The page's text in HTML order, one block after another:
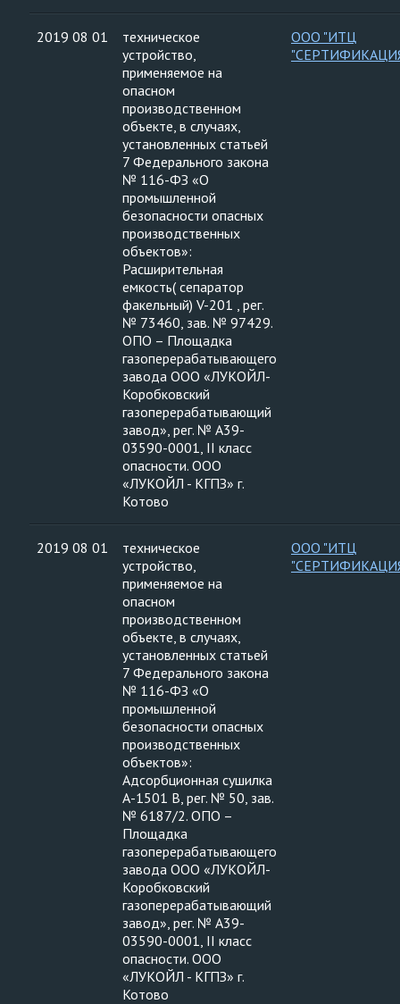
2019 08 01
техническое
устройство,
применяемое на
опасном
производственном
объекте, в случаях,
установленных статьей
7 Федерального закона
№ 116-ФЗ «О
промышленной
безопасности опасных
производственных
объектов»:
Расширительная
емкость( сепаратор
факельный) V-201 , рег.
№ 73460, зав. № 97429.
ОПО – Площадка
газоперерабатывающего
завода ООО «ЛУКОЙЛ-
Коробковский
газоперерабатывающий
завод», рег. № А39-
03590-0001, II класс
опасности. ООО
«ЛУКОЙЛ - КГПЗ» г.
Котово
ООО "ИТЦ
2019 08 01
техническое
устройство,
применяемое на
опасном
производственном
объекте, в случаях,
установленных статьей
7 Федерального закона
№ 116-ФЗ «О
промышленной
безопасности опасных
производственных
объектов»:
Адсорбционная сушилка
А-1501 В, рег. № 50, зав.
№ 6187/2. ОПО –
Площадка
газоперерабатывающего
завода ООО «ЛУКОЙЛ-
Коробковский
газоперерабатывающий
завод», рег. № А39-
03590-0001, II класс
опасности. ООО
«ЛУКОЙЛ - КГПЗ» г.
Котово
ООО "ИТЦ